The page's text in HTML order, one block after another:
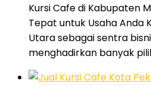
Kursi Cafe di Kabupaten
Tepat untuk Usaha Anda
Utara sebagai sentra
menghadirkan banyak